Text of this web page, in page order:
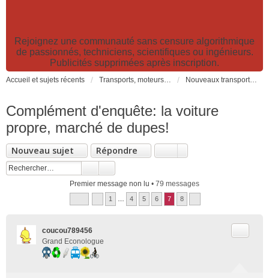
Rejoignez une communauté sans censure algorithmique
de passionnés, techniciens, scientifiques ou ingénieurs.
Publicités supprimées après inscription.
Accueil et sujets récents Transports, moteurs et pollution : nouveaux moteurs, transports électriques et innovations technologiques Nouveaux transports: innovations, moteurs, pollution, technologies, politiques, organisation...
Complément d'enquête: la voiture
propre, marché de dupes!
Nouveau sujet Répondre
Premier message non lu • 79 messages
1 4 5 6 7 8
coucou789456
Grand Econologue